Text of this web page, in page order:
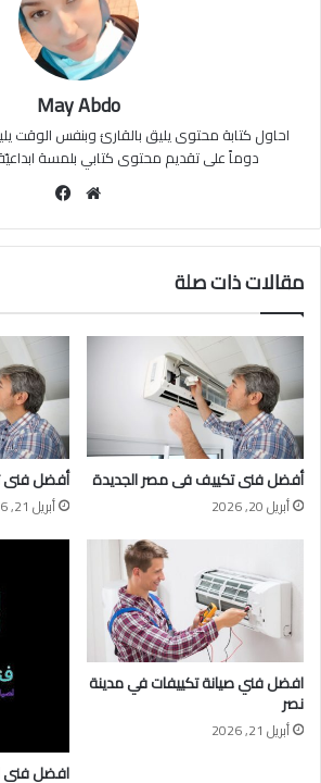
May Abdo
احاول كتابة محتوى يليق بالقارئ وبنفس الوقت
دوماً على تقديم محتوى كتابي بلمسة ابداعيّة
موقع
مقالات ذات صلة
أفضل فنى تكييف فى مصر الجديدة
أبريل 20, 2026
أفضل فنى
أبريل 21, 2026
افضل فني صيانة تكييفات في مدينة
نصر
أبريل 21, 2026
افضل فني